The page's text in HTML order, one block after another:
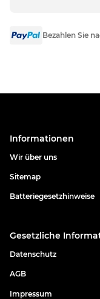
Bezahlen Sie
Informationen
Wir über uns
Sitemap
Batteriegesetzhinweise
Gesetzliche
Datenschutz
AGB
Impressum